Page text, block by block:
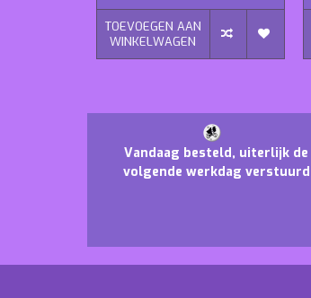
TOEVOEGEN AAN
WINKELWAGEN
Vandaag besteld, uiterlijk de
volgende werkdag verstuurd